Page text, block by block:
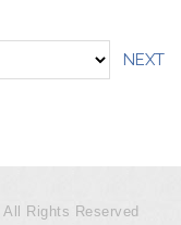
NEXT
Rights Reserved